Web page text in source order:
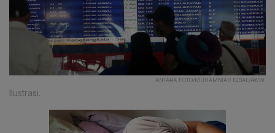
ANTARA FOTO/MUHAMMAD IQBAL/AWW.
Ilustrasi.